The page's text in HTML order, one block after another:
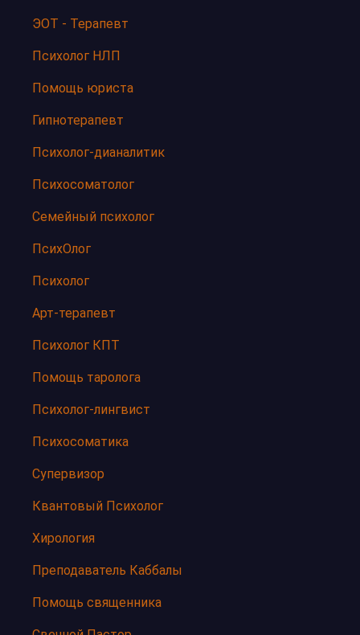
ЭОТ - Терапевт
Психолог НЛП
Помощь юриста
Гипнотерапевт
Психолог-дианалитик
Психосоматолог
Семейный психолог
ПсихОлог
Психолог
Арт-терапевт
Психолог КПТ
Помощь таролога
Психолог-лингвист
Психосоматика
Супервизор
Квантовый Психолог
Хирология
Преподаватель Каббалы
Помощь священника